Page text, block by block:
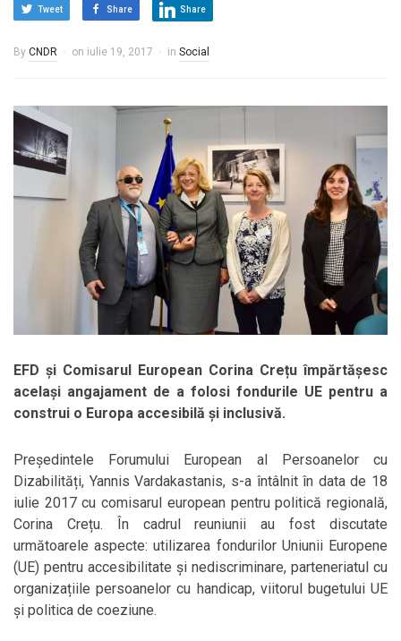
Tweet Share Share
By CNDR on iulie 19, 2017 in Social
EFD și Comisarul European Corina Crețu împărtășesc
același angajament de a folosi fondurile UE pentru a
construi o Europa accesibilă și inclusivă.
Președintele Forumului European al Persoanelor cu
Dizabilități, Yannis Vardakastanis, s-a întâlnit în data de 18
iulie 2017 cu comisarul european pentru politică regională,
Corina Crețu. În cadrul reuniunii au fost discutate
următoarele aspecte: utilizarea fondurilor Uniunii Europene
(UE) pentru accesibilitate și nediscriminare, parteneriatul cu
organizațiile persoanelor cu handicap, viitorul bugetului UE
și politica de coeziune.